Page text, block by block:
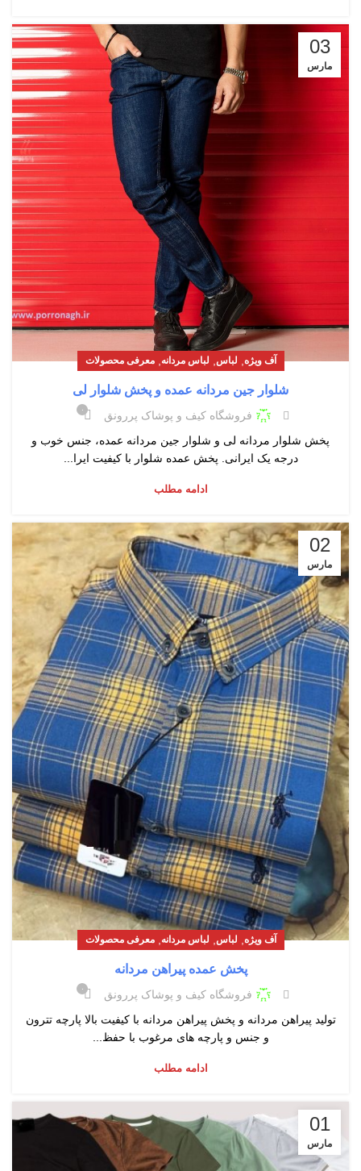
03
مارس
آف ویژه لباس لباس مردانه ,معرفی محصولات
شلوار جین مردانه عمده و پخش شلوار لی
فروشگاه کیف و پوشاک پررونق ۰
پخش شلوار مردانه لی و شلوار جین مردانه عمده، جنس خوب و
درجه یک ایرانی. پخش عمده شلوار با کیفیت ایرا...
ادامه مطلب
02
مارس
آف ویژه, لباس, لباس مردانه,معرفی محصولات
پخش عمده پیراهن مردانه
فروشگاه کیف و پوشاک پررونق ۰
تولید پیراهن مردانه و پخش پیراهن مردانه با کیفیت بالا پارچه تترون
و جنس و پارچه های مرغوب با حفظ...
ادامه مطلب
01
مارس